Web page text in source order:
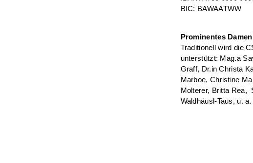
BIC: BAWAATWW
Prominentes
Traditionell wird die
unterstützt: Mag.a
Graff, Dr.in Christa
Marboe, Christine
Molterer, Britta Rea,
Waldhäusl-Taus, u.